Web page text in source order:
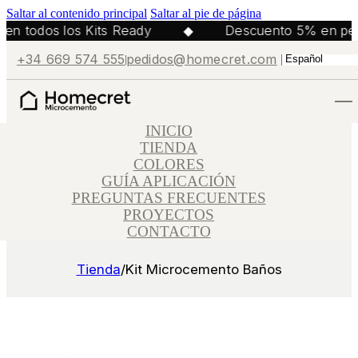
Saltar al contenido principal Saltar al pie de página
todos los Kits Ready ◆
Descuento 5% en
+34 669 574 555pedidos@homecret.com
INICIO
TIENDA
COLORES
GUÍA APLICACIÓN
PREGUNTAS FRECUENTES
PROYECTOS
CONTACTO
Tienda/Kit Microcemento Baños